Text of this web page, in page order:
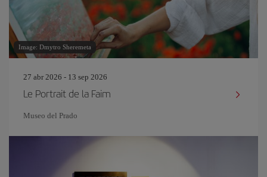
Image: Dmytro Sheremeta
27 abr 2026 - 13 sep 2026
Le Portrait de la Faim
Museo del Prado